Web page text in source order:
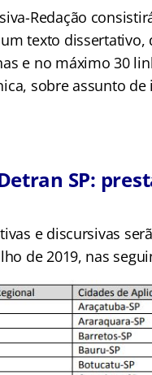
Redação
texto dissertativo,
e no máximo 30
sobre assunto de
SP:
e discursivas
de 2019, nas